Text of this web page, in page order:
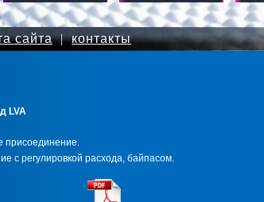
сайта | контакты
LVA
присоединение.
с регулировкой расхода, байпасом.